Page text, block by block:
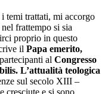
temi trattati, mi accorgo
frattempo si sia
proprio in questo
il Papa emerito,
al Congresso
L’attualità teologica
sul secolo XIII –
cresciute e si sono